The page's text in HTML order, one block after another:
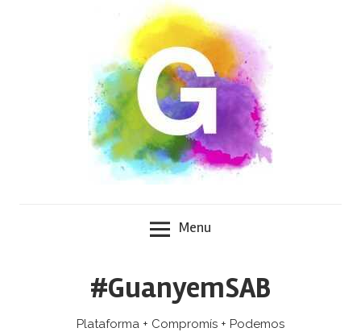
Menu
#GuanyemSAB
Plataforma + Compromís + Podemos